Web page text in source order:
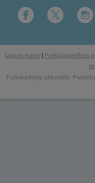
Lapas karte | Piekļūstamības
Pašreizējais stāvoklis: